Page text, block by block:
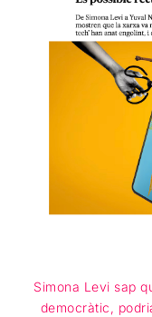
Simona Levi sap
democràtic,